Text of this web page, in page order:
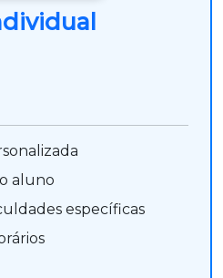
aluno
específicas